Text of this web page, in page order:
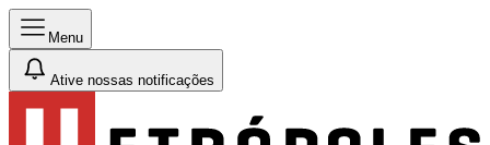
Menu
Ative nossas notificações